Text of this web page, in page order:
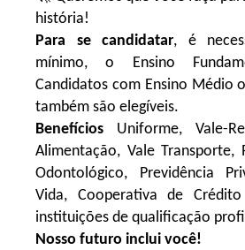
história!
Para se candidatar, é
mínimo, o Ensino
Candidatos com Ensino Médio
também são elegíveis.
Benefícios Uniforme, Vale-
Alimentação, Vale Transporte,
Odontológico, Previdência
Vida, Cooperativa de
instituições de qualificação
Nosso futuro inclui você!